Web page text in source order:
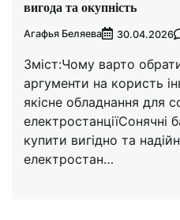
вигода та окупність
Агафья Беляева 30.04.2026
Зміст:Чому варто
аргументи на користь
якісне обладнання для
електростанціїСонячні
купити вигідно та
електростан…